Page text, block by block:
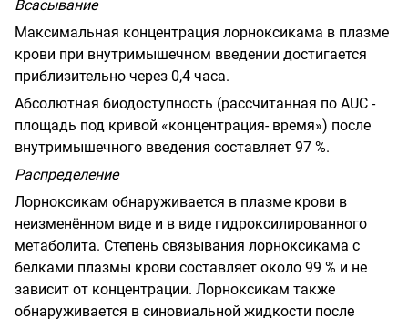
Всасывание
Максимальная концентрация лорноксикама в плазме
крови при внутримышечном введении достигается
приблизительно через 0,4 часа.
Абсолютная биодоступность (рассчитанная по AUC -
площадь под кривой «концентрация- время») после
внутримышечного введения составляет 97 %.
Распределение
Лорноксикам обнаруживается в плазме крови в
неизменённом виде и в виде гидроксилированного
метаболита. Степень связывания лорноксикама с
белками плазмы крови составляет около 99 % и не
зависит от концентрации. Лорноксикам также
обнаруживается в синовиальной жидкости после